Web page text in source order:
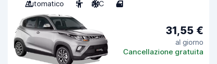
Automatico
5 A/C 4
31,55 €
al giorno
Cancellazione gratuita